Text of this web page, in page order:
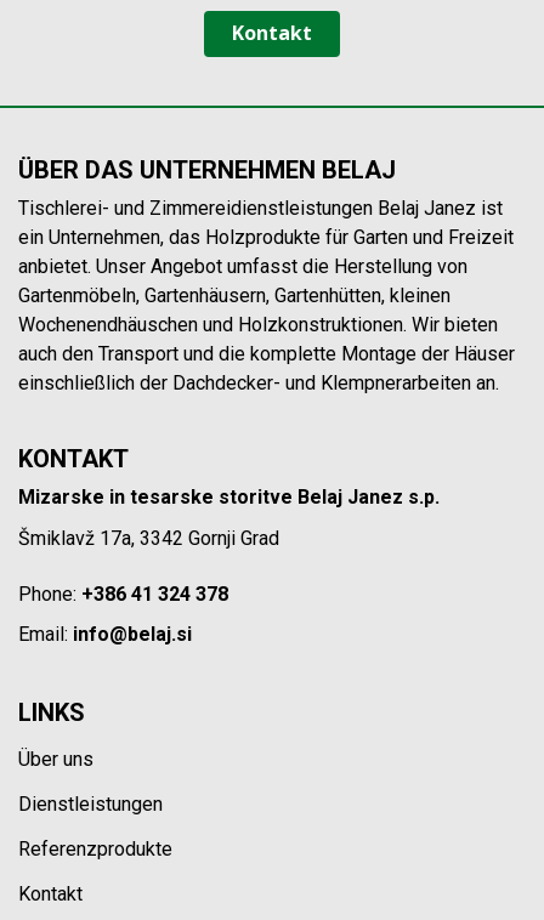
Kontakt
ÜBER DAS UNTERNEHMEN BELAJ
Tischlerei- und Zimmereidienstleistungen Belaj Janez ist
ein Unternehmen, das Holzprodukte für Garten und Freizeit
anbietet. Unser Angebot umfasst die Herstellung von
Gartenmöbeln, Gartenhäusern, Gartenhütten, kleinen
Wochenendhäuschen und Holzkonstruktionen. Wir bieten
auch den Transport und die komplette Montage der Häuser
einschließlich der Dachdecker- und Klempnerarbeiten an.
KONTAKT
Mizarske in tesarske storitve Belaj Janez s.p.
Šmiklavž 17a, 3342 Gornji Grad
Phone: +386 41 324 378
Email: info@belaj.si
LINKS
Über uns
Dienstleistungen
Referenzprodukte
Kontakt